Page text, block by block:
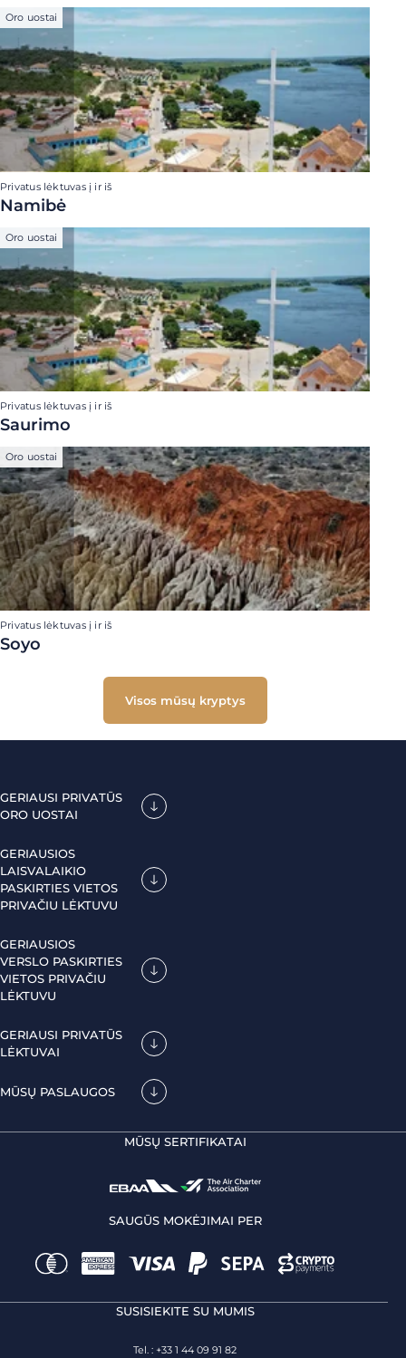
Oro uostai
Privatus lėktuvas į ir iš
Namibė
Oro uostai
Privatus lėktuvas į ir iš
Saurimo
Oro uostai
Privatus lėktuvas į ir iš
Soyo
Visos mūsų kryptys
GERIAUSI PRIVATŪS
ORO UOSTAI
GERIAUSIOS
LAISVALAIKIO
PASKIRTIES VIETOS
PRIVAČIU LĖKTUVU
GERIAUSIOS
VERSLO PASKIRTIES
VIETOS PRIVAČIU
LĖKTUVU
GERIAUSI PRIVATŪS
LĖKTUVAI
MŪSŲ PASLAUGOS
MŪSŲ SERTIFIKATAI
SAUGŪS MOKĖJIMAI PER
SUSISIEKITE SU MUMIS
Tel. : +33 1 44 09 91 82